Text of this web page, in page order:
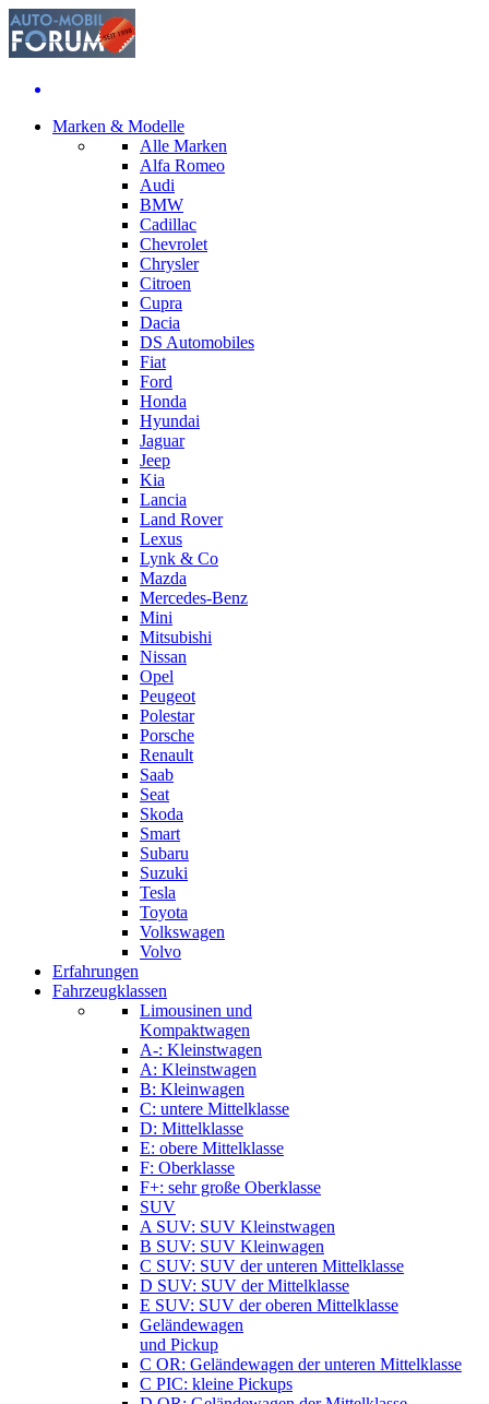
Marken & Modelle
Alle Marken
Alfa Romeo
Audi
BMW
Cadillac
Chevrolet
Chrysler
Citroen
Cupra
Dacia
DS Automobiles
Fiat
Ford
Honda
Hyundai
Jaguar
Jeep
Kia
Lancia
Land Rover
Lexus
Lynk & Co
Mazda
Mercedes-Benz
Mini
Mitsubishi
Nissan
Opel
Peugeot
Polestar
Porsche
Renault
Saab
Seat
Skoda
Smart
Subaru
Suzuki
Tesla
Toyota
Volkswagen
Volvo
Erfahrungen
Fahrzeugklassen
Limousinen und
Kompaktwagen
A-: Kleinstwagen
A: Kleinstwagen
B: Kleinwagen
C: untere Mittelklasse
D: Mittelklasse
E: obere Mittelklasse
F: Oberklasse
F+: sehr große Oberklasse
SUV
A SUV: SUV Kleinstwagen
B SUV: SUV Kleinwagen
C SUV: SUV der unteren Mittelklasse
D SUV: SUV der Mittelklasse
E SUV: SUV der oberen Mittelklasse
Geländewagen
und Pickup
C OR: Geländewagen der unteren Mittelklasse
C PIC: kleine Pickups